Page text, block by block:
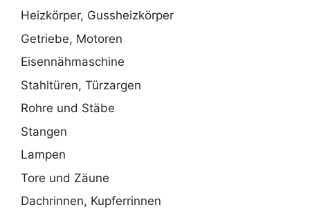
Heizkörper, Gussheizkörper
Getriebe, Motoren
Eisennähmaschine
Stahltüren, Türzargen
Rohre und Stäbe
Stangen
Lampen
Tore und Zäune
Dachrinnen, Kupferrinnen